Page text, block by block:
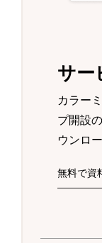
サー
カラー
プ開設
ウンロ
無料で資